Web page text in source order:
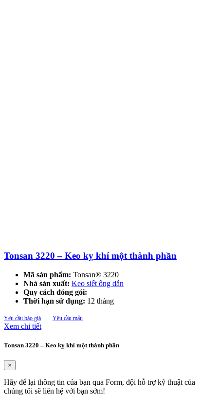
Tonsan 3220 – Keo kỵ khí một thành phần
Mã sản phẩm: Tonsan® 3220
Nhà sản xuất: Keo siết ống dẫn
Quy cách đóng gói:
Thời hạn sử dụng: 12 tháng
Yêu cầu báo giá Yêu cầu mẫu
Xem chi tiết
Tonsan 3220 – Keo kỵ khí một thành phần
×
Hãy để lại thông tin của bạn qua Form, đội hỗ trợ kỹ thuật của
chúng tôi sẽ liên hệ với bạn sớm!